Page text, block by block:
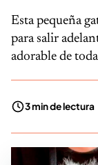
Esta pequeña
para salir
adorable de
3 min de lectura